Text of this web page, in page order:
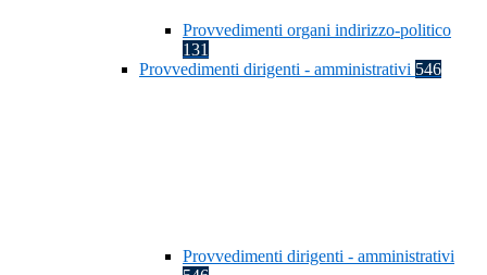
Provvedimenti organi indirizzo-politico
131
Provvedimenti dirigenti - amministrativi 546
Provvedimenti dirigenti - amministrativi